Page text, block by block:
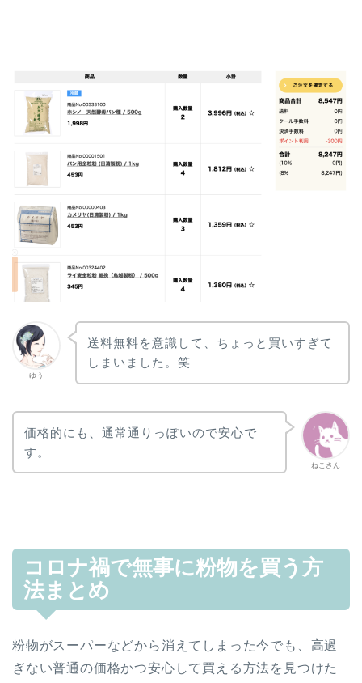
ゆう
送料無料を意識して、ちょっと買いすぎて
しまいました。笑
ねこさん
価格的にも、通常通りっぽいので安心で
す。
コロナ禍で無事に粉物を買う方
法まとめ
粉物がスーパーなどから消えてしまった今でも、高過
ぎない普通の価格かつ安心して買える方法を見つけた